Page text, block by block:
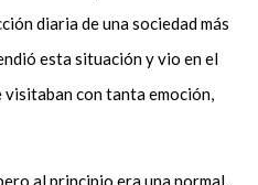
diaria de una sociedad más
esta situación y vio en el
con tanta emoción,
al principio era una normal,